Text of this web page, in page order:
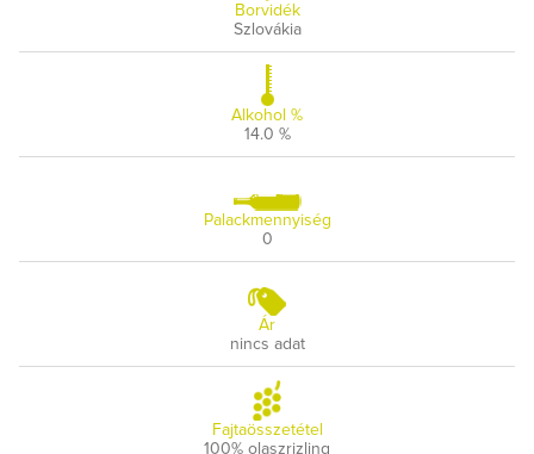
Borvidék
Szlovákia
Alkohol %
14.0 %
Palackmennyiség
0
Ár
nincs adat
Fajtaösszetétel
100% olaszrizling